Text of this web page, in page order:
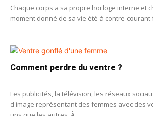
Chaque corps a sa propre horloge interne et
moment donné de sa vie été à contre-courant
Comment perdre du ventre ?
Les publicités, la télévision, les réseaux
d'image représentant des femmes avec des